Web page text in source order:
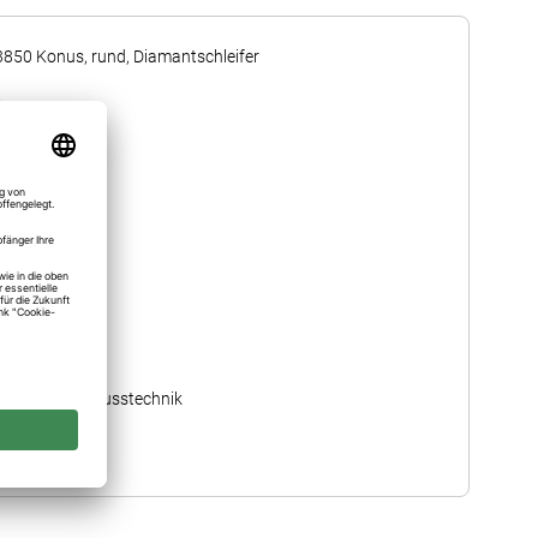
Konus, rund, Diamantschleifer
≙ 3,1 mm
Modellgusstechnik